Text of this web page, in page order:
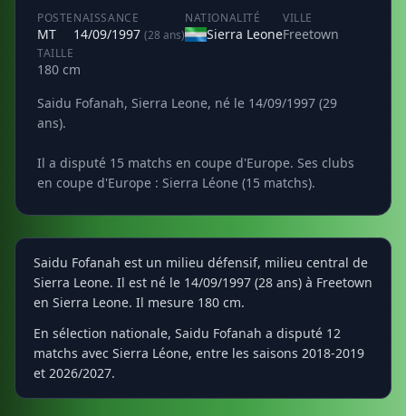
POSTE
MT
NAISSANCE
14/09/1997 (28 ans)
NATIONALITÉ
Sierra Leone
VILLE
Freetown
TAILLE
180 cm
Saidu Fofanah, Sierra Leone, né le 14/09/1997 (29
ans).
Il a disputé 15 matchs en coupe d'Europe. Ses clubs
en coupe d'Europe : Sierra Léone (15 matchs).
Saidu Fofanah est un milieu défensif, milieu central de
Sierra Leone. Il est né le 14/09/1997 (28 ans) à Freetown
en Sierra Leone. Il mesure 180 cm.
En sélection nationale, Saidu Fofanah a disputé 12
matchs avec Sierra Léone, entre les saisons 2018-2019
et 2026/2027.